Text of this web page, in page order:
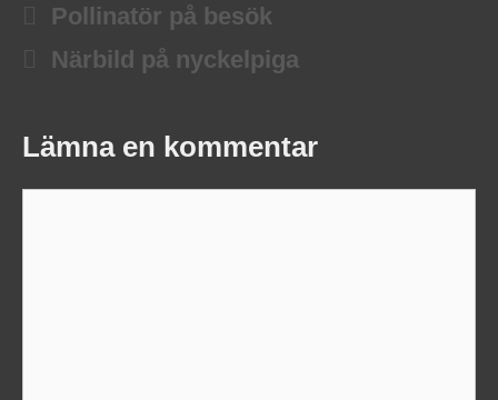
Pollinatör på besök
Närbild på nyckelpiga
Lämna en kommentar